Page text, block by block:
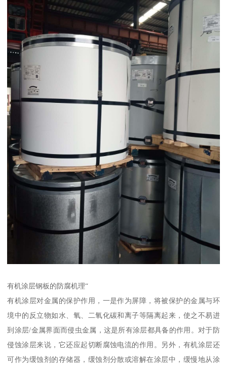
有机涂层钢板的防腐机理“
有机涂层对金属的保护作用，一是作为屏障，将被保护的金属与环
境中的反立物如水、氧、二氧化碳和离子等隔离起来，使之不易进
到涂层/金属界面而侵虫金属，这是所有涂层都具备的作用。对于防
侵蚀涂层来说，它还应起切断腐蚀电流的作用。另外，有机涂层还
可作为缓蚀剂的存储器，缓蚀剂分散或溶解在涂层中，缓慢地从涂